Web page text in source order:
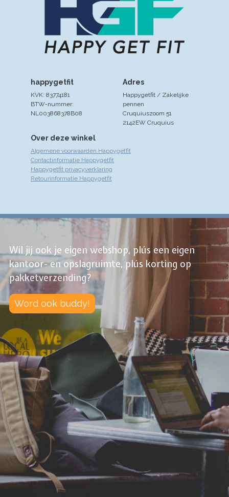
Over deze winkel
Algemene voorwaarden Happygetfit
Contactinformatie Happygetfit
Happygetfit privacyverklaring
Retourinformatie Happygetfit
Adres
Happygetfit / Zakelijke
pennen
Cruquiuszoom 51
2142EW Cruquius
happygetfit
KVK: 83774181
BTW-nummer:
NL003868378B08
Wil jij ook je eigen webshop, plús een eigen
kantoor- en opslagruimte, plús korting op
pakketverzending?
Word ook buddy!